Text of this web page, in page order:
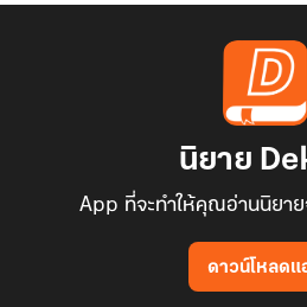
นิยาย
App ที่จะทำให้คุณอ่านนิยา
ดาวน์โหลดแ